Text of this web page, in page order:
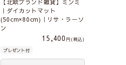
【北欧ブランド雑貨】ミンミ
｜ダイカットマット
(50cm×80cm)｜リサ・ラーソ
ン
15,400
税込
プレゼント付